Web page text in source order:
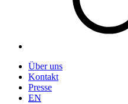
Über uns
Kontakt
Presse
EN